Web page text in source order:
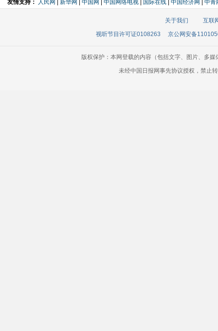
友情支持： 人民网 新华网 中国网 中国网络电视 国际在线 中国经济网 中青
关于我们
互联
视听节目许可证0108263
京公网安备
版权保护：本网登载的内容（包括文字、图片、多
未经中国日报网事先协议授权，禁止